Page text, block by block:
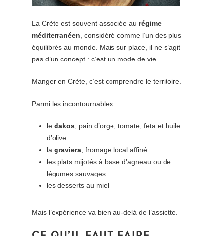
La Crète est souvent associée au régime
méditerranéen , considéré comme l’un des plus
équilibrés au monde. Mais sur place, il ne s’agit
pas d’un concept : c’est un mode de vie.
Manger en Crète, c’est comprendre le territoire.
Parmi les incontournables :
ledakos , pain d’orge, tomate, feta et huile
d’olive
lagraviera , fromage local affiné
les plats mijotés à base d’agneau ou de
légumes sauvages
les desserts au miel
Mais l’expérience va bien au-delà de l’assiette.